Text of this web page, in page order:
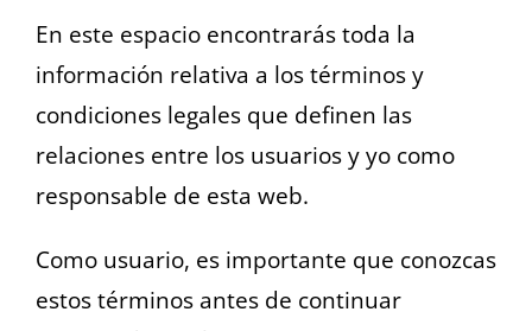
En este espacio encontrarás toda la
información relativa a los términos y
condiciones legales que definen las
relaciones entre los usuarios y yo como
responsable de esta web.
Como usuario, es importante que conozcas
estos términos antes de continuar